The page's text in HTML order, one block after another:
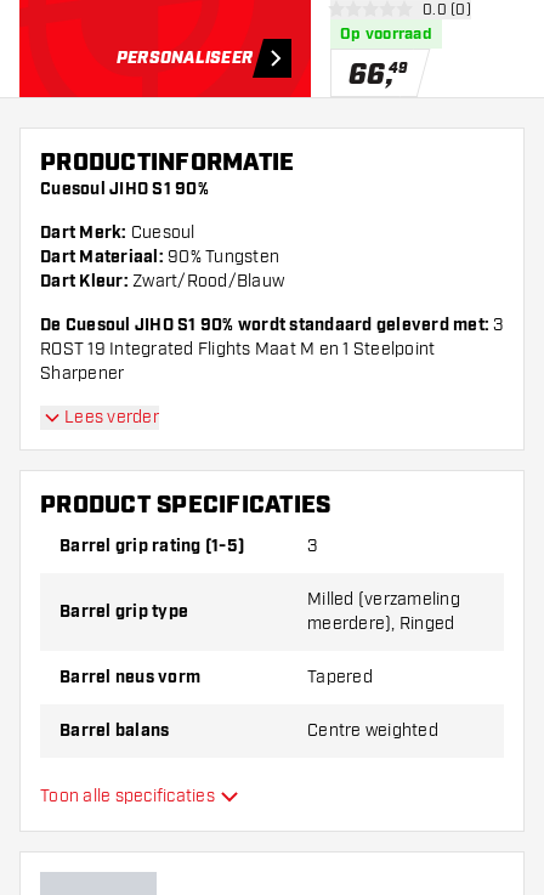
PERSONALISEER
open reviews
0 score sterren0.0 (0)
Op voorraad
66,49
PRODUCTINFORMATIE
Cuesoul JIHO S1 90%
Dart Merk: Cuesoul
Dart Materiaal: 90% Tungsten
Dart Kleur: Zwart/Rood/Blauw
De Cuesoul JIHO S1 90% wordt standaard geleverd met: 3
ROST 19 Integrated Flights Maat M en 1 Steelpoint
Sharpener
Lees verder
PRODUCT SPECIFICATIES
Barrel grip rating (1-5) 3
Barrel grip type
Milled (verzameling
meerdere), Ringed
Barrel neus vorm Tapered
Barrel balans Centre weighted
Materiaal dartpijlen
Barrel neus grip
Toon alle specificaties